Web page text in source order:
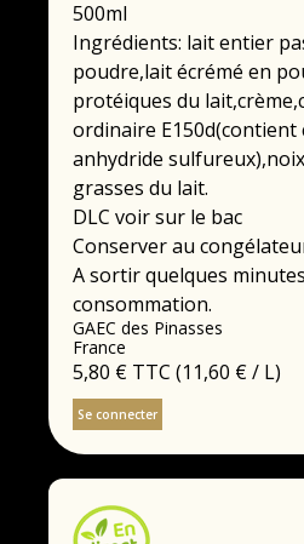
500ml
Ingrédients: lait entier
poudre,lait écrémé en
protéiques du
ordinaire
anhydride
grasses du lait.
DLC voir sur le bac
Conserver au
A sortir quelques
consommation.
GAEC des Pinasses
France
5,80 € TTC (11,60 € / L)
Se connecter